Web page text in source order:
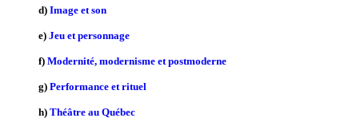
d) Image et son
e) Jeu et personnage
f) Modernité, modernisme et postmoderne
g) Performance et rituel
h) Théâtre au Québec